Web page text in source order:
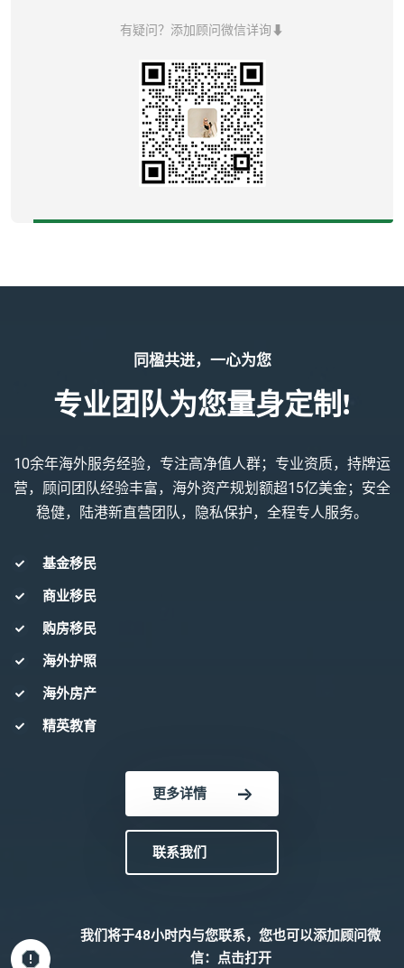
有疑问？添加顾问微信详询⬇
同楹共进，一心为您
专业团队为您量身定制!
10余年海外服务经验，专注高净值人群；专业资质，持牌运
营，顾问团队经验丰富，海外资产规划额超15亿美金；安全
稳健，陆港新直营团队，隐私保护，全程专人服务。
基金移民
商业移民
购房移民
海外护照
海外房产
精英教育
更多详情
联系我们
我们将于48小时内与您联系，您也可以添加顾问微
信： 点击打开